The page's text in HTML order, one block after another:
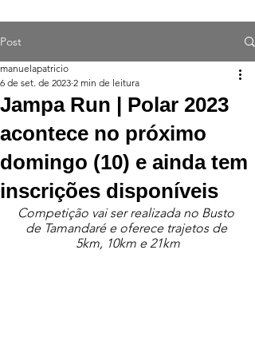
Post
Jampa Run | Polar 2023
acontece no próximo
domingo (10) e ainda tem
inscrições disponíveis
manuelapatricio
6 de set. de 2023 2 min de leitura
Competição vai ser realizada no Busto
de Tamandaré e oferece trajetos de
5km, 10km e 21km